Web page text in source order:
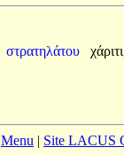
στρατηλάτου
Menu | Site LACUS